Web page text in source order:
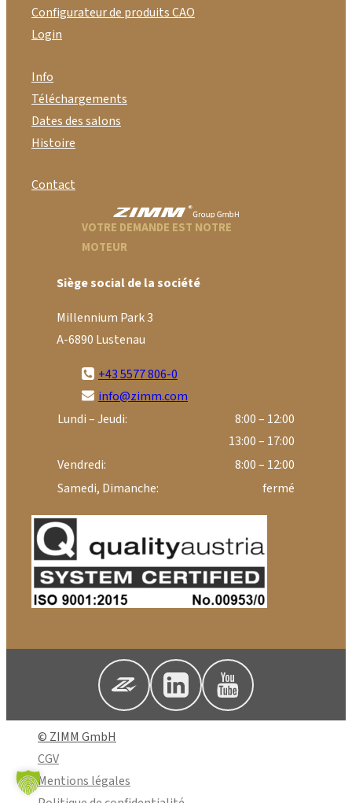
Configurateur de produits CAO
Login
Info
Téléchargements
Dates des salons
Histoire
Contact
VOTRE DEMANDE EST NOTRE
MOTEUR
Siège social de la société
Millennium Park 3
A-6890 Lustenau
+43 5577 806-0
info@zimm.com
Lundi – Jeudi:
8:00 – 12:00
13:00 – 17:00
Vendredi:
8:00 – 12:00
Samedi, Dimanche:
fermé
© ZIMM GmbH
CGV
Mentions légales